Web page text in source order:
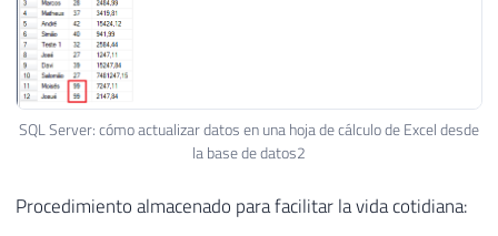
SQL Server: cómo actualizar datos en una hoja de cálculo de Excel desde
la base de datos2
Procedimiento almacenado para facilitar la vida cotidiana: